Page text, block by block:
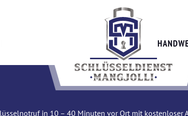
in 10 – 40 Minuten vor Ort mit kostenloser